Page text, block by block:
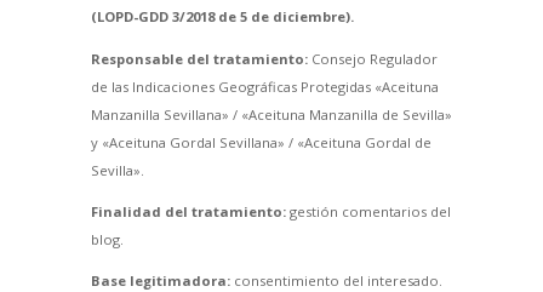
(LOPD-GDD 3/2018 de 5 de diciembre).
Responsable del tratamiento:Consejo Regulador
de las Indicaciones Geográficas Protegidas «Aceituna
Manzanilla Sevillana» / «Aceituna Manzanilla de Sevilla»
y «Aceituna Gordal Sevillana» / «Aceituna Gordal de
Sevilla».
Finalidad del tratamiento:gestión comentarios del
blog.
Base legitimadora:consentimiento del interesado.